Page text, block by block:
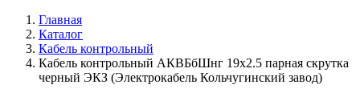
Главная
Каталог
Кабель контрольный
Кабель контрольный АКВБбШнг 19x2.5 парная скрутка
черный ЭКЗ (Электрокабель Кольчугинский завод)